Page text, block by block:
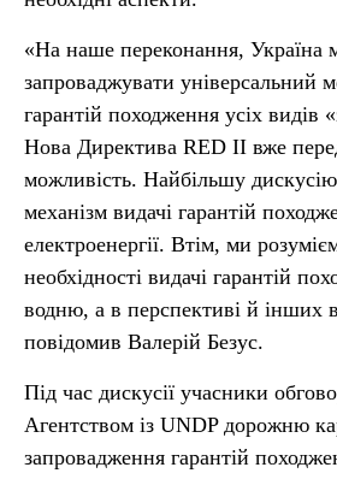
«На наше переконання, Україна
запроваджувати універсальний
гарантій походження усіх видів
Нова Директива RED II вже
можливість. Найбільшу
механізм видачі гарантій
електроенергії. Втім, ми
необхідності видачі гарантій
водню, а в перспективі й інших
повідомив Валерій Безус.
Під час дискусії учасники
Агентством із UNDP дорожню
запровадження гарантій